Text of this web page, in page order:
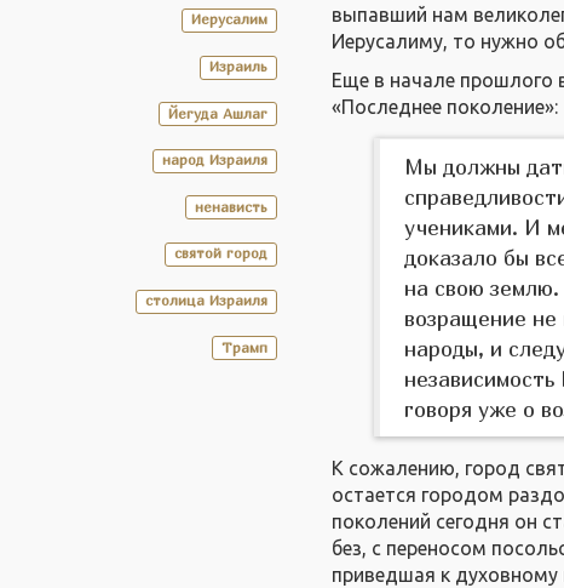
Иерусалим
Израиль
Йегуда Ашлаг
народ Израиля
ненависть
святой город
столица Израиля
Трамп
выпавший нам
Иерусалиму, то нужно
Еще в начале прошлого
«Последнее поколение»:
Мы должны
учениками. И
доказало бы
на свою
возращение не
народы, и
говоря уже о
К сожалению, город
остается городом
поколений сегодня он
без, с переносом
приведшая к